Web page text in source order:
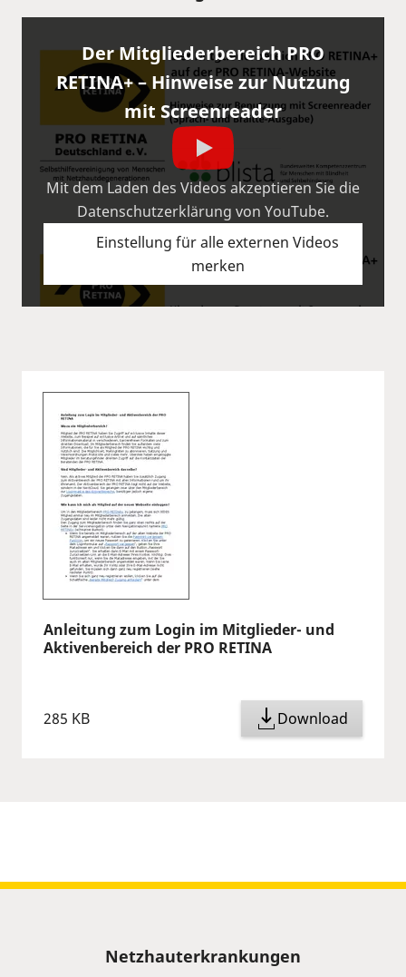
Der Mitgliederbereich PRO
RETINA+ – Hinweise zur Nutzung
mit Screenreader
Mit dem Laden des Videos akzeptieren Sie die
Datenschutzerklärung von YouTube.
Einstellung für alle externen Videos
merken
Anleitung zum Login im Mitglieder- und
Aktivenbereich der PRO RETINA
285 KB Download
Netzhauterkrankungen